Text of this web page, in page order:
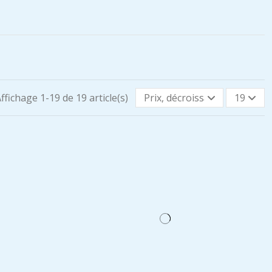
1-19 de 19 article(s) Prix, décroissant 19